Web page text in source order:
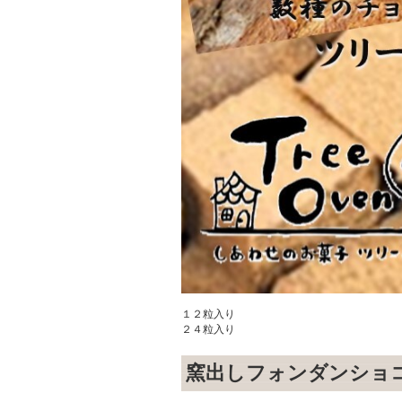
１２粒入り
２４粒入り
窯出しフォンダンショ